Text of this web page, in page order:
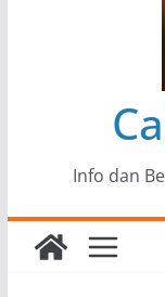
Derita
Info dan